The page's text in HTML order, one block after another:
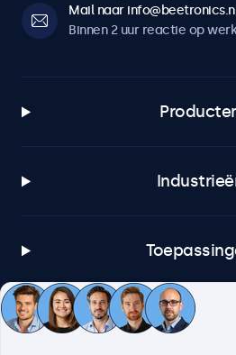
Mail naar
Binnen 2 uur reactie op